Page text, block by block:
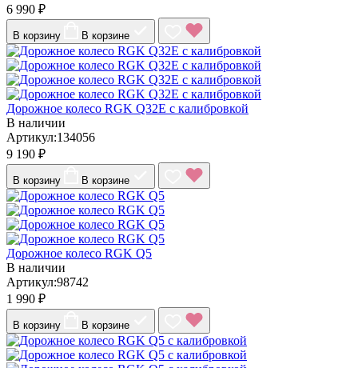
6 990 ₽
В корзину В корзине
Дорожное колесо RGK Q32E с калибровкой
В наличии
Артикул:134056
9 190 ₽
В корзину В корзине
Дорожное колесо RGK Q5
В наличии
Артикул:98742
1 990 ₽
В корзину В корзине